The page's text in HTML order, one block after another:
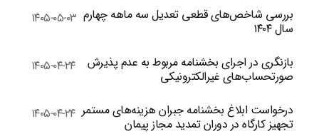
بررسی شاخص‌های قطعی تعدیل سه ماهه چهارم
سال ۱۴۰۴
۱۴۰۵-۰۵-۰۳
بازنگری در اجرای بخشنامه مربوط به عدم پذیرش
صورتحساب‌های غیرالکترونیکی
۱۴۰۵-۰۴-۲۴
درخواست ابلاغ بخشنامه جبران هزینه‌های مستمر
تجهیز کارگاه در دوران تمدید مجاز پیمان
۱۴۰۵-۰۴-۲۴